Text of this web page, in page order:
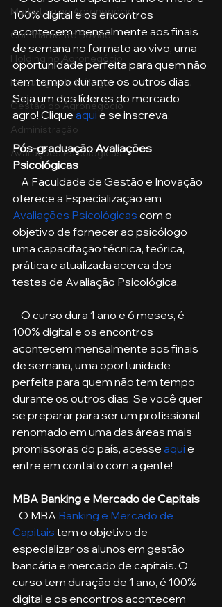
Marketing no Agronegócio
Confinamento Bovino
Holding no Agronegócio
Psicologia de tráfego
Gestão do Agronegócio
Administração
Avaliações Psicológicas
100% digital e os encontros
acontecem mensalmente aos finais
de semana no formato ao vivo, uma
oportunidade perfeita para quem não
tem tempo durante os outros dias.
Seja um dos líderes do mercado
agro! Clique aqui e se inscreva.
Pós-graduação Avaliações
Psicológicas
oferece a Especialização em
Avaliações Psicológicas com o
objetivo de fornecer ao psicólogo
uma capacitação técnica, teórica,
prática e atualizada acerca dos
testes de Avaliação Psicológica.
100% digital e os encontros
acontecem mensalmente aos finais
de semana, uma oportunidade
perfeita para quem não tem tempo
durante os outros dias. Se você quer
se preparar para ser um profissional
renomado em uma das áreas mais
promissoras do país, acesse aqui e
entre em contato com a gente!
MBA Banking e Mercado de Capitais
   O MBA
Banking e Mercado de
Capitais tem o objetivo de
especializar os alunos em gestão
bancária e mercado de capitais. O
curso tem duração de 1 ano, é 100%
digital e os encontros acontecem